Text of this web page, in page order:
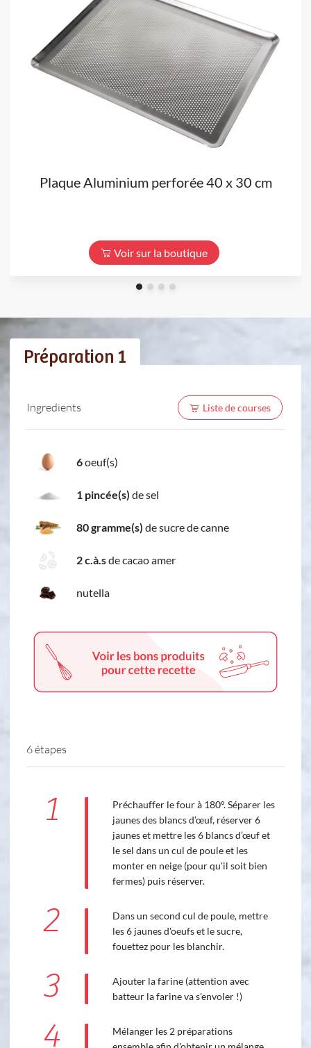
Plaque Aluminium perforée 40 x 30 cm
Voir sur la boutique
Préparation 1
Ingredients Liste de courses
6oeuf(s)
1 pincée(s) de sel
80 gramme(s) de sucre de canne
2 c.à.sde cacao amer
nutella
6 étapes
1
Préchauffer le four à 180°. Séparer les
jaunes des blancs d’œuf, réserver 6
jaunes et mettre les 6 blancs d’œuf et
le sel dans un cul de poule et les
monter en neige (pour qu'il soit bien
fermes) puis réserver.
2
Dans un second cul de poule, mettre
les 6 jaunes d'oeufs et le sucre,
fouettez pour les blanchir.
3
Ajouter la farine (attention avec
batteur la farine va s'envoler !)
4
Mélanger les 2 préparations